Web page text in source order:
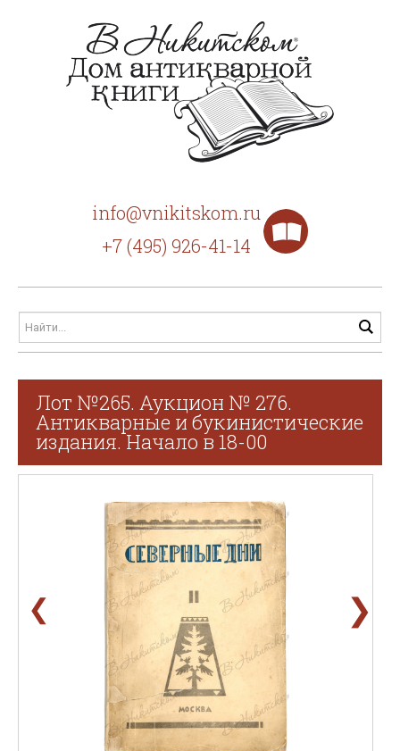
info@vnikitskom.ru
+7 (495) 926-41-14
Лот №265. Аукцион № 276.
Антикварные и букинистические
издания. Начало в 18-00
❮ ❯